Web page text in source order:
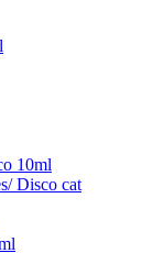
10ml
Disco cat